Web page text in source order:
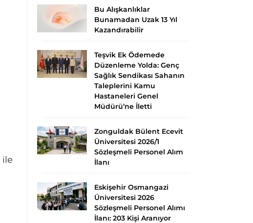
ile
Bu Alışkanlıklar
Bunamadan Uzak 13 Yıl
Kazandırabilir
Teşvik Ek Ödemede
Düzenleme Yolda: Genç
Sağlık Sendikası Sahanın
Taleplerini Kamu
Hastaneleri Genel
Müdürü’ne İletti
Zonguldak Bülent Ecevit
Üniversitesi 2026/1
Sözleşmeli Personel Alım
İlanı
Eskişehir Osmangazi
Üniversitesi 2026
Sözleşmeli Personel Alımı
İlanı: 203 Kişi Aranıyor